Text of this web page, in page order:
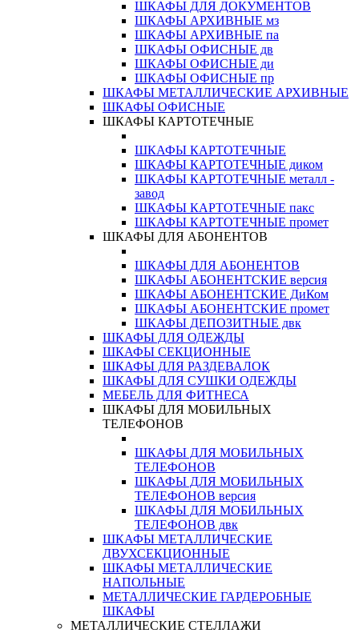
ШКАФЫ ДЛЯ ДОКУМЕНТОВ
ШКАФЫ АРХИВНЫЕ мз
ШКАФЫ АРХИВНЫЕ па
ШКАФЫ ОФИСНЫЕ дв
ШКАФЫ ОФИСНЫЕ ди
ШКАФЫ ОФИСНЫЕ пр
ШКАФЫ МЕТАЛЛИЧЕСКИЕ АРХИВНЫЕ
ШКАФЫ ОФИСНЫЕ
ШКАФЫ КАРТОТЕЧНЫЕ
ШКАФЫ КАРТОТЕЧНЫЕ
ШКАФЫ КАРТОТЕЧНЫЕ диком
ШКАФЫ КАРТОТЕЧНЫЕ металл -
завод
ШКАФЫ КАРТОТЕЧНЫЕ пакс
ШКАФЫ КАРТОТЕЧНЫЕ промет
ШКАФЫ ДЛЯ АБОНЕНТОВ
ШКАФЫ ДЛЯ АБОНЕНТОВ
ШКАФЫ АБОНЕНТСКИЕ версия
ШКАФЫ АБОНЕНТСКИЕ ДиКом
ШКАФЫ АБОНЕНТСКИЕ промет
ШКАФЫ ДЕПОЗИТНЫЕ двк
ШКАФЫ ДЛЯ ОДЕЖДЫ
ШКАФЫ СЕКЦИОННЫЕ
ШКАФЫ ДЛЯ РАЗДЕВАЛОК
ШКАФЫ ДЛЯ СУШКИ ОДЕЖДЫ
МЕБЕЛЬ ДЛЯ ФИТНЕСА
ШКАФЫ ДЛЯ МОБИЛЬНЫХ
ТЕЛЕФОНОВ
ШКАФЫ ДЛЯ МОБИЛЬНЫХ
ТЕЛЕФОНОВ
ШКАФЫ ДЛЯ МОБИЛЬНЫХ
ТЕЛЕФОНОВ версия
ШКАФЫ ДЛЯ МОБИЛЬНЫХ
ТЕЛЕФОНОВ двк
ШКАФЫ МЕТАЛЛИЧЕСКИЕ
ДВУХСЕКЦИОННЫЕ
ШКАФЫ МЕТАЛЛИЧЕСКИЕ
НАПОЛЬНЫЕ
МЕТАЛЛИЧЕСКИЕ ГАРДЕРОБНЫЕ
ШКАФЫ
МЕТАЛЛИЧЕСКИЕ СТЕЛЛАЖИ